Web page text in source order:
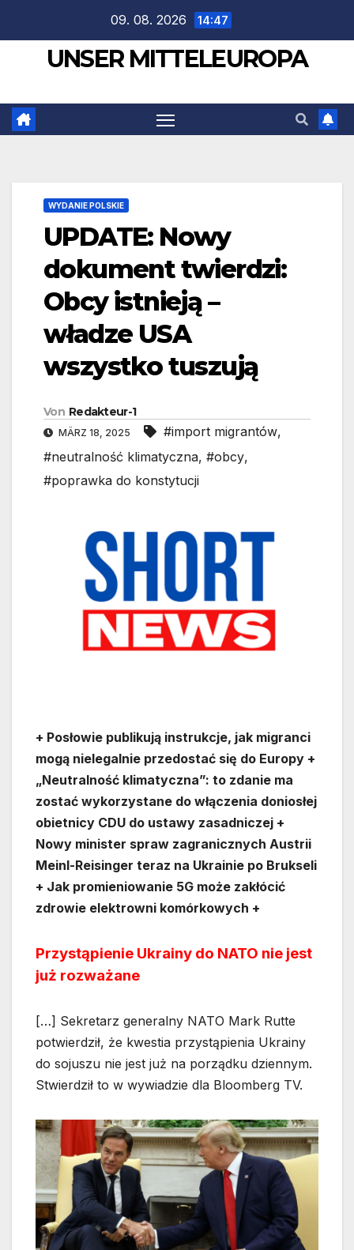
springen
09. 08. 2026 14:47
UNSER MITTELEUROPA
WYDANIE POLSKIE
UPDATE: Nowy
dokument twierdzi:
Obcy istnieją –
władze USA
wszystko tuszują
Von Redakteur-1
MÄRZ 18, 2025 #import migrantów,
#neutralność klimatyczna, #obcy,
#poprawka do konstytucji
+ Posłowie publikują instrukcje, jak migranci
mogą nielegalnie przedostać się do Europy +
„Neutralność klimatyczna”: to zdanie ma
zostać wykorzystane do włączenia doniosłej
obietnicy CDU do ustawy zasadniczej +
Nowy minister spraw zagranicznych Austrii
Meinl-Reisinger teraz na Ukrainie po Brukseli
+ Jak promieniowanie 5G może zakłócić
zdrowie elektrowni komórkowych +
Przystąpienie Ukrainy do NATO nie jest
już rozważane
[…] Sekretarz generalny NATO Mark Rutte
potwierdził, że kwestia przystąpienia Ukrainy
do sojuszu nie jest już na porządku dziennym.
Stwierdził to w wywiadzie dla Bloomberg TV.